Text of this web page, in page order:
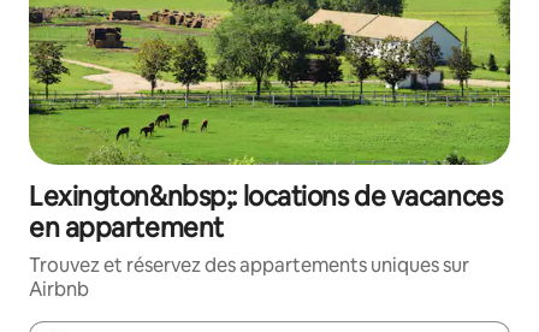
Lexington&nbsp;: locations de vacances
en appartement
Trouvez et réservez des appartements uniques sur
Airbnb